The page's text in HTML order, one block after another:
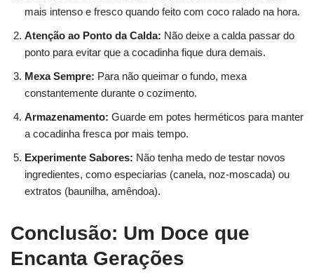
mais intenso e fresco quando feito com coco ralado na hora.
Atenção ao Ponto da Calda: Não deixe a calda passar do
ponto para evitar que a cocadinha fique dura demais.
Mexa Sempre: Para não queimar o fundo, mexa
constantemente durante o cozimento.
Armazenamento: Guarde em potes herméticos para manter
a cocadinha fresca por mais tempo.
Experimente Sabores: Não tenha medo de testar novos
ingredientes, como especiarias (canela, noz-moscada) ou
extratos (baunilha, amêndoa).
Conclusão: Um Doce que
Encanta Gerações